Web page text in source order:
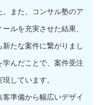
また、コンサル塾のア
ルを充実させた結果、
たな案件に繋がりまし
んだことで、案件受注
しています。
準備から幅広いデザイ